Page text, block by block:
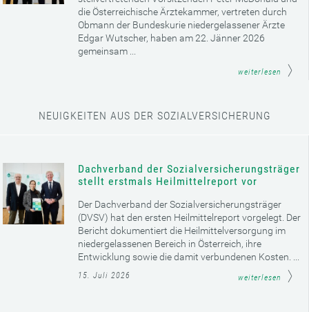
die Österreichische Ärztekammer, vertreten durch
Obmann der Bundeskurie niedergelassener Ärzte
Edgar Wutscher, haben am 22. Jänner 2026
gemeinsam ...
weiterlesen
NEUIGKEITEN AUS DER SOZIALVERSICHERUNG
Dachverband der Sozialversicherungsträger
stellt erstmals Heilmittelreport vor
Der Dachverband der Sozialversicherungsträger
(DVSV) hat den ersten Heilmittelreport vorgelegt. Der
Bericht dokumentiert die Heilmittelversorgung im
niedergelassenen Bereich in Österreich, ihre
Entwicklung sowie die damit verbundenen Kosten. ...
15. Juli 2026 weiterlesen